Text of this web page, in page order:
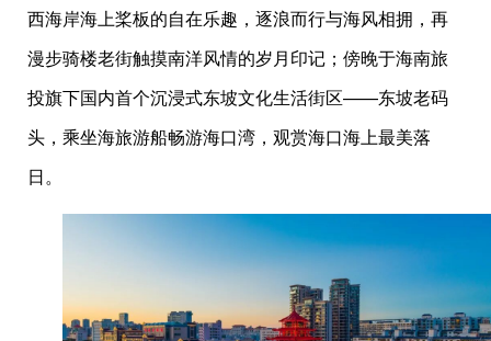
西海岸海上桨板的自在乐趣，逐浪而行与海风相拥，再
漫步骑楼老街触摸南洋风情的岁月印记；傍晚于海南旅
投旗下国内首个沉浸式东坡文化生活街区——东坡老码
头，乘坐海旅游船畅游海口湾，观赏海口海上最美落
日。